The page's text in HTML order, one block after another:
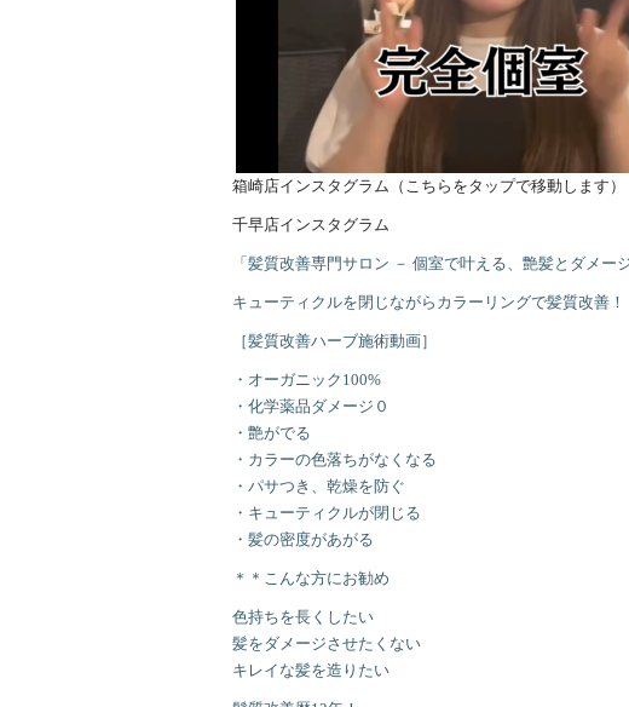
箱崎店インスタグラム（こちらをタップで移動します）
千早店インスタグラム
「髪質改善専門サロン － 個室で叶える、艶髪とダメー
キューティクルを閉じながらカラーリングで髪質改善！
［髪質改善ハーブ施術動画］
・オーガニック100%
・化学薬品ダメージ０
・艶がでる
・カラーの色落ちがなくなる
・パサつき、乾燥を防ぐ
・キューティクルが閉じる
・髪の密度があがる
＊＊こんな方にお勧め
色持ちを長くしたい
髪をダメージさせたくない
キレイな髪を造りたい